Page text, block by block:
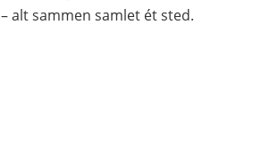
alt sammen samlet ét sted.